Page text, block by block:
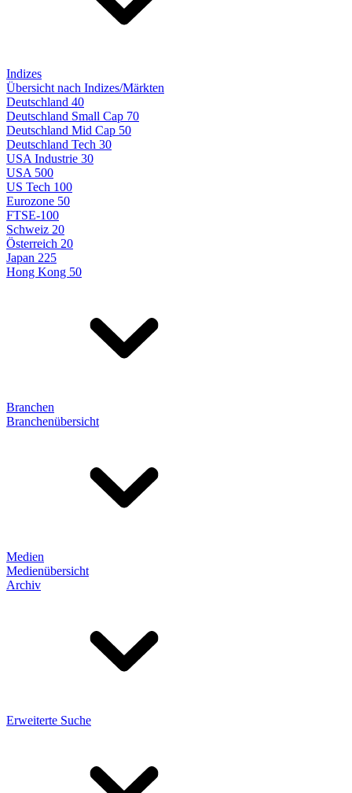
Indizes
Übersicht nach Indizes/Märkten
Deutschland 40
Deutschland Small Cap 70
Deutschland Mid Cap 50
Deutschland Tech 30
USA Industrie 30
USA 500
US Tech 100
Eurozone 50
FTSE-100
Schweiz 20
Österreich 20
Japan 225
Hong Kong 50
Branchen
Branchenübersicht
Medien
Medienübersicht
Archiv
Erweiterte Suche